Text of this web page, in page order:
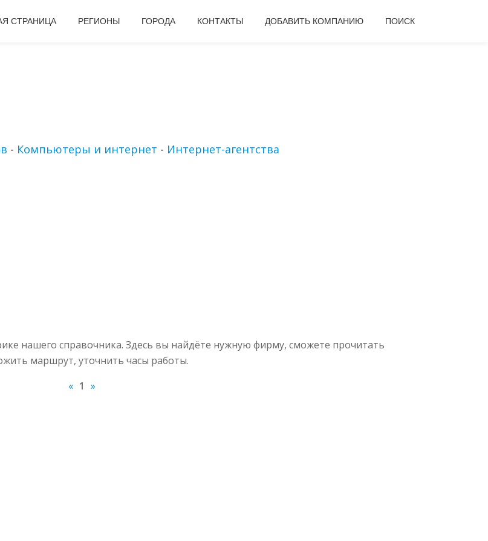
СТРАНИЦА РЕГИОНЫ ГОРОДА КОНТАКТЫ ДОБАВИТЬ КОМПАНИЮ ПОИСК
- Компьютеры и интернет - Интернет-агентства
нашего справочника. Здесь вы найдёте нужную фирму, сможете прочитать
маршрут, уточнить часы работы.
« 1 »